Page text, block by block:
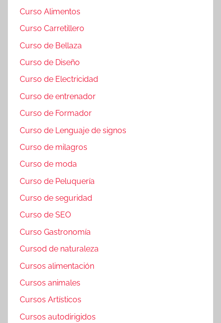
Curso Alimentos
Curso Carretillero
Curso de Bellaza
Curso de Diseño
Curso de Electricidad
Curso de entrenador
Curso de Formador
Curso de Lenguaje de signos
Curso de milagros
Curso de moda
Curso de Peluquería
Curso de seguridad
Curso de SEO
Curso Gastronomía
Cursod de naturaleza
Cursos alimentación
Cursos animales
Cursos Artísticos
Cursos autodirigidos